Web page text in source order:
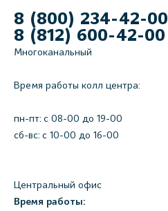
8 (800) 234-42-00
8 (812) 600-42-00
Многоканальный
Время работы колл центра:
пн-пт: c 08-00 до 19-00
сб-вс: с 10-00 до 16-00
Центральный офис
Время работы: